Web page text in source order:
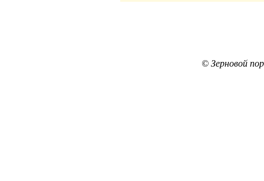
© Зерновой